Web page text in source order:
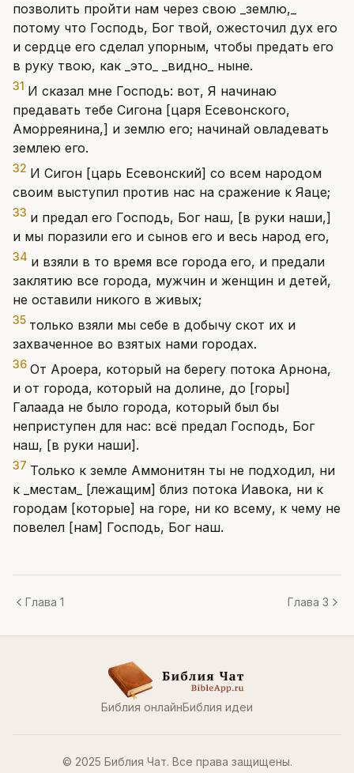
позволить пройти нам через свою _землю,_
потому что Господь, Бог твой, ожесточил дух его
и сердце его сделал упорным, чтобы предать его
в руку твою, как _это_ _видно_ ныне.
31 И сказал мне Господь: вот, Я начинаю
предавать тебе Сигона [царя Есевонского,
Аморреянина,] и землю его; начинай овладевать
землею его.
32 И Сигон [царь Есевонский] со всем народом
своим выступил против нас на сражение к Яаце;
33 и предал его Господь, Бог наш, [в руки наши,]
и мы поразили его и сынов его и весь народ его,
34 и взяли в то время все города его, и предали
заклятию все города, мужчин и женщин и детей,
не оставили никого в живых;
35 только взяли мы себе в добычу скот их и
захваченное во взятых нами городах.
36 От Ароера, который на берегу потока Арнона,
и от города, который на долине, до [горы]
Галаада не было города, который был бы
неприступен для нас: всё предал Господь, Бог
наш, [в руки наши].
37 Только к земле Аммонитян ты не подходил, ни
к _местам_ [лежащим] близ потока Иавока, ни к
городам [которые] на горе, ни ко всему, к чему не
повелел [нам] Господь, Бог наш.
Глава 1 Глава 3
Библия онлайнБиблия идеи
© 2025 Библия Чат. Все права защищены.